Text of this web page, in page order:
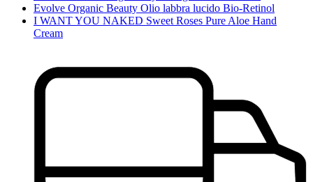
Evolve Organic Beauty Olio labbra lucido Bio-Retinol
I WANT YOU NAKED Sweet Roses Pure Aloe Hand
Cream